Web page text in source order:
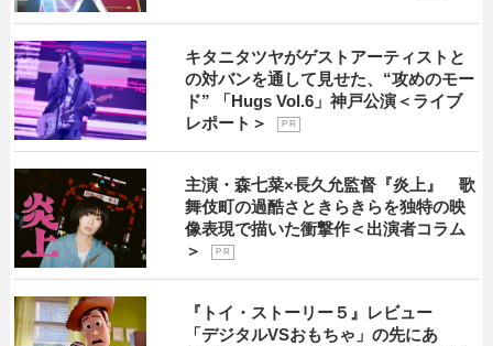
キタニタツヤがゲストアーティストと
の対バンを通して見せた、“攻めのモー
ド” 「Hugs Vol.6」神戸公演＜ライブ
レポート＞
P R
主演・森七菜×長久允監督『炎上』 歌
舞伎町の過酷さときらきらを独特の映
像表現で描いた衝撃作＜出演者コラム
＞
P R
『トイ・ストーリー５』レビュー
「デジタルVSおもちゃ」の先にあ